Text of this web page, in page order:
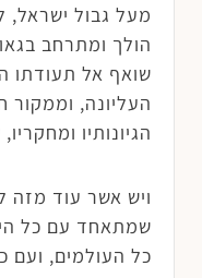
מעל גבול ישראל,
הולך ומתרחב
שואף אל תעודתו
העליונה, וממקור
הגיונותיו
ויש אשר עוד
שמתאחד עם כל
כל העולמים, ועם